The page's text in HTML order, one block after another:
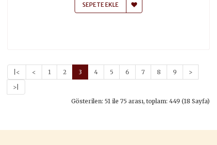
SEPETE EKLE
|< < 1 2 3 4 5 6 7 8 9 >
>|
Gösterilen: 51 ile 75 arası, toplam: 449 (18 Sayfa)